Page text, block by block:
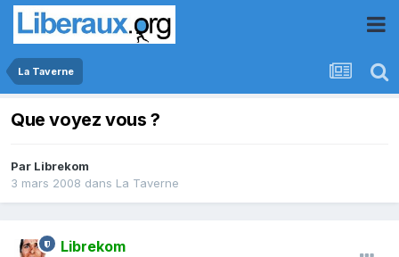
La Taverne
Que voyez vous ?
Par Librekom
3 mars 2008 dans La Taverne
Librekom